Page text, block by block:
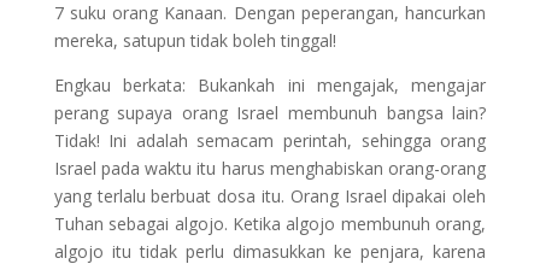
7 suku orang Kanaan. Dengan peperangan, hancurkan
mereka, satupun tidak boleh tinggal!
Engkau berkata: Bukankah ini mengajak, mengajar
perang supaya orang Israel membunuh bangsa lain?
Tidak! Ini adalah semacam perintah, sehingga orang
Israel pada waktu itu harus menghabiskan orang-orang
yang terlalu berbuat dosa itu. Orang Israel dipakai oleh
Tuhan sebagai algojo. Ketika algojo membunuh orang,
algojo itu tidak perlu dimasukkan ke penjara, karena